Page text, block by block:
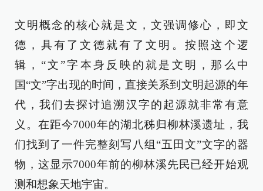
文明概念的核心就是文，文强调修心，即文
德，具有了文德就有了文明。按照这个逻
辑，“文”字本身反映的就是文明，那么中
国“文”字出现的时间，直接关系到文明起源的年
代，我们去探讨追溯汉字的起源就非常有意
义。在距今7000年的湖北秭归柳林溪遗址，我
们找到了一件完整刻写八组“五田文”文字的器
物，这显示7000年前的柳林溪先民已经开始观
测和想象天地宇宙。